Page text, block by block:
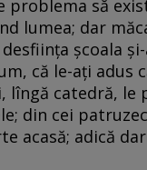
problema să
lumea; dar
școala
că le-ați adus
lîngă catedră, le
din cei
acasă; adică